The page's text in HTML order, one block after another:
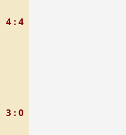
4 : 4
3 : 0